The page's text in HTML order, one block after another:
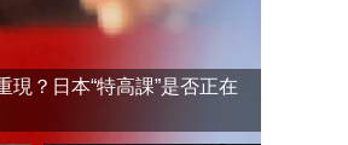
現？日本“特高課”是否正在